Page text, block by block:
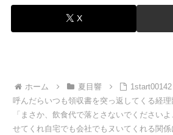
X
ホーム 夏目響
呼んだらいつも領収書を突っ返してくる経
「まさか、飲食代で落とさないでください
せてくれ自宅でも会社でもヌいてくれる関